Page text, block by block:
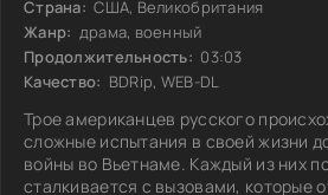
Страна: США, Великобритания
Жанр: драма, военный
Продолжительность: 03:03
Качество: BDRip, WEB-DL
Трое американцев русского
сложные испытания в своей жизни
войны во Вьетнаме. Каждый из них
сталкивается с вызовами, которые